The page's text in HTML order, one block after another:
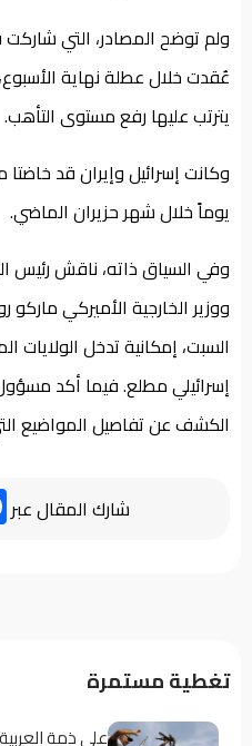
ولم توضح المصادر، التي شاركت
عُقدت خلال عطلة نهاية
يترتب عليها رفع مستوى التأهب.
يوماً خلال شهر حزيران الماضي.
وفي السياق ذاته، ناقش رئيس
ووزير الخارجية الأميركي
السبت، إمكانية تدخل
إسرائيلي مطلع. فيما أكد
الكشف عن تفاصيل المواضيع
شارك المقال عبر
تغطية مستمرة
على ذمة